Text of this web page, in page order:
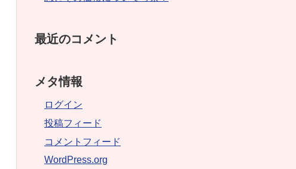
最近のコメント
メタ情報
ログイン
投稿フィード
コメントフィード
WordPress.org